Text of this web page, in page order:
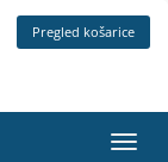
Pregled košarice